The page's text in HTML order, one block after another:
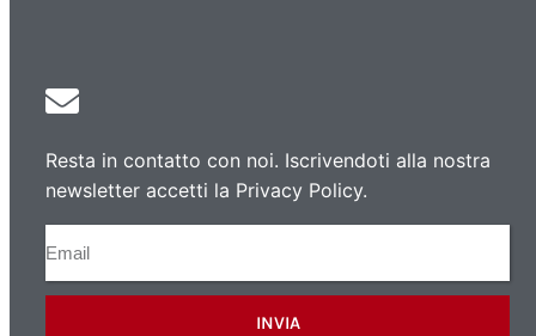
Resta in contatto con noi. Iscrivendoti alla nostra
newsletter accetti la Privacy Policy.
INVIA